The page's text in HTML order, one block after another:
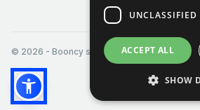
© 2026 - Booncy srl - VAT IT06534300485
UNCLASSIFIED
ACCEPT ALL
SHOW